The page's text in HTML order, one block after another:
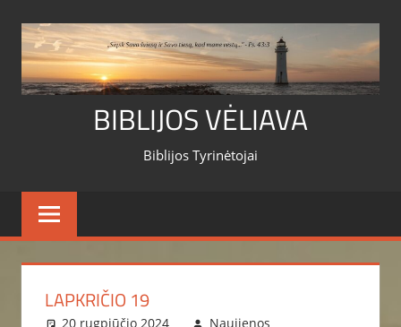
content
BIBLIJOS VĖLIAVA
Biblijos Tyrinėtojai
LAPKRIČIO 19
20 rugpjūčio 2024 Naujienos